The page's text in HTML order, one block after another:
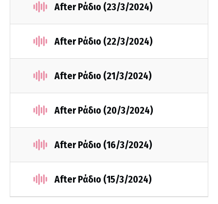
After Ράδιο (23/3/2024)
After Ράδιο (22/3/2024)
After Ράδιο (21/3/2024)
After Ράδιο (20/3/2024)
After Ράδιο (16/3/2024)
After Ράδιο (15/3/2024)